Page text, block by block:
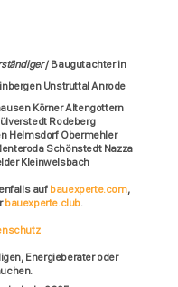
/ Baugutachter in
Unstruttal Anrode
Körner Altengottern
Rodeberg
Helmsdorf Obermehler
Schönstedt Nazza
Kleinwelsbach
auf bauexperte.com,
bauexperte.club.
Energieberater oder